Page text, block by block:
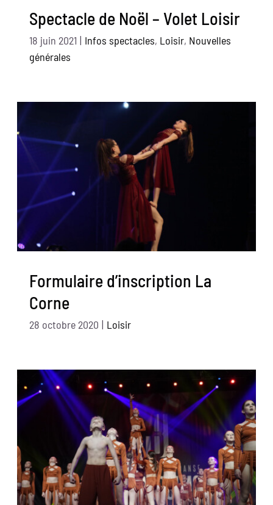
Spectacle de Noël – Volet Loisir
18 juin 2021 | Infos spectacles, Loisir, Nouvelles
générales
Formulaire d’inscription La
Corne
28 octobre 2020 | Loisir